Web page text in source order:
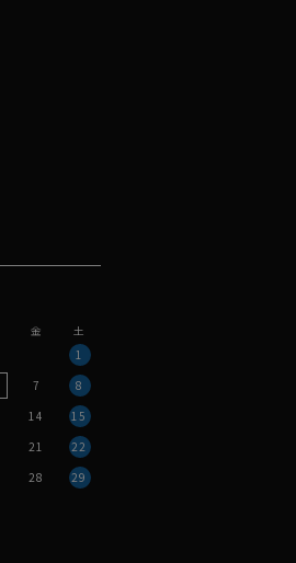
金
土
1
7
8
14
15
21
22
28
29